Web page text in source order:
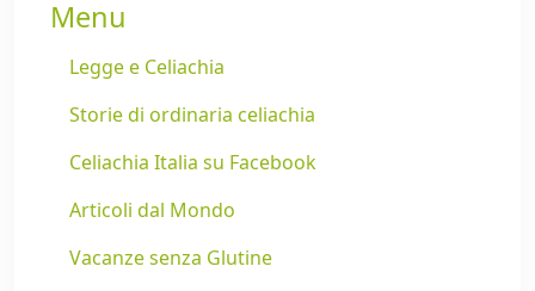
Menu
Legge e Celiachia
Storie di ordinaria celiachia
Celiachia Italia su Facebook
Articoli dal Mondo
Vacanze senza Glutine